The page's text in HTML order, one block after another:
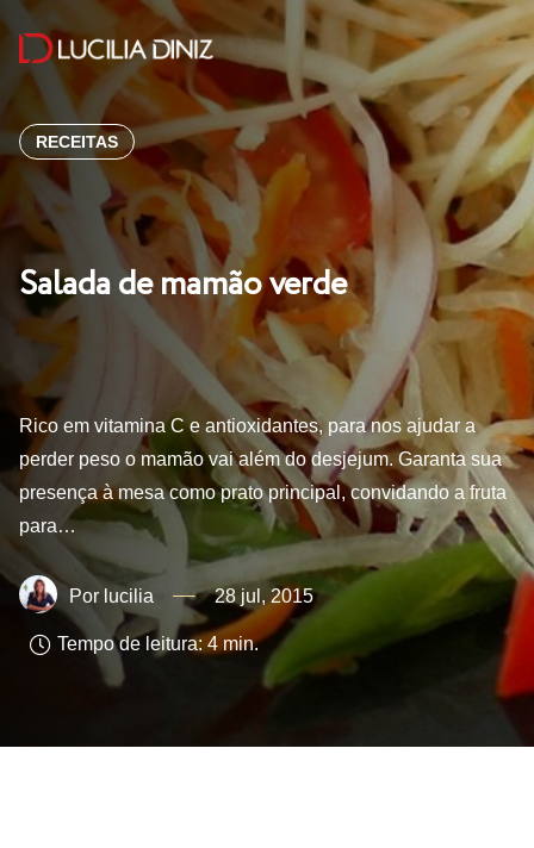
RECEITAS
Salada de mamão verde
Rico em vitamina C e antioxidantes, para nos ajudar a
perder peso o mamão vai além do desjejum. Garanta sua
presença à mesa como prato principal, convidando a fruta
para…
lucilia 28 jul, 2015
Tempo de leitura: 4 min.